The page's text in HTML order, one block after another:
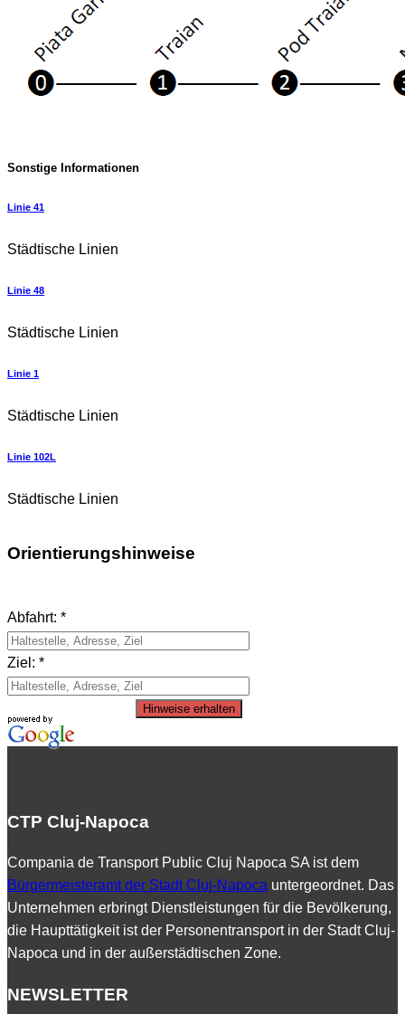
Sonstige Informationen
Linie 41
Städtische Linien
Linie 48
Städtische Linien
Linie 1
Städtische Linien
Linie 102L
Städtische Linien
Orientierungshinweise
Abfahrt: *
Ziel: *
Hinweise erhalten
CTP Cluj-Napoca
Compania de Transport Public Cluj Napoca SA ist dem
Bürgermeisteramt der Stadt Cluj-Napoca untergeordnet. Das
Unternehmen erbringt Dienstleistungen für die Bevölkerung,
die Haupttätigkeit ist der Personentransport in der Stadt Cluj-
Napoca und in der außerstädtischen Zone.
NEWSLETTER